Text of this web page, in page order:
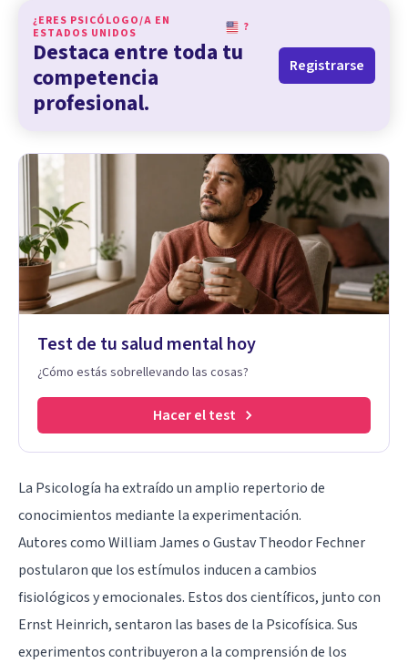
¿ERES PSICÓLOGO/A EN
ESTADOS UNIDOS
?
Destaca entre toda tu
competencia
profesional.
Registrarse
Test de tu salud mental hoy
¿Cómo estás sobrellevando las cosas?
Hacer el test
La Psicología ha extraído un amplio repertorio de
conocimientos mediante la experimentación.
Autores como William James o Gustav Theodor Fechner
postularon que los estímulos inducen a cambios
fisiológicos y emocionales. Estos dos científicos, junto con
Ernst Heinrich, sentaron las bases de la Psicofísica. Sus
experimentos contribuyeron a la comprensión de los